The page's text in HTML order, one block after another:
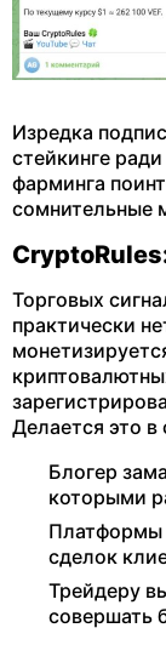
Изредка
стейкинге
фарминга
сомнительные
Торговых
практически
Делается это
Блогер
которыми
Платформы
сделок
Трейдеру
совершать